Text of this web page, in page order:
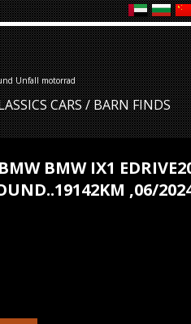
Unfall motorrad
CARS / BARN FINDS
BMW IX1
,06/